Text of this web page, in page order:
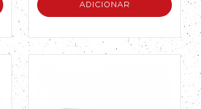
ADICIONAR